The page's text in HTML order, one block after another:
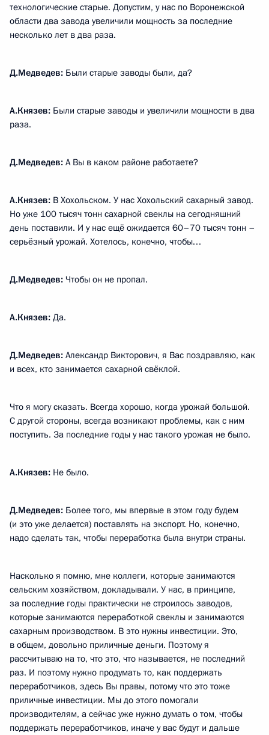
технологические старые. Допустим, у нас по Воронежской
области два завода увеличили мощность за последние
несколько лет в два раза.
Д.Медведев: Были старые заводы были, да?
А.Князев: Были старые заводы и увеличили мощности в два
раза.
Д.Медведев: А Вы в каком районе работаете?
А.Князев: В Хохольском. У нас Хохольский сахарный завод.
Но уже 100 тысяч тонн сахарной свеклы на сегодняшний
день поставили. И у нас ещё ожидается 60–70 тысяч тонн –
серьёзный урожай. Хотелось, конечно, чтобы…
Д.Медведев: Чтобы он не пропал.
А.Князев: Да.
Д.Медведев: Александр Викторович, я Вас поздравляю, как
и всех, кто занимается сахарной свёклой.
Что я могу сказать. Всегда хорошо, когда урожай большой.
С другой стороны, всегда возникают проблемы, как с ним
поступить. За последние годы у нас такого урожая не было.
А.Князев: Не было.
Д.Медведев: Более того, мы впервые в этом году будем
(и это уже делается) поставлять на экспорт. Но, конечно,
надо сделать так, чтобы переработка была внутри страны.
Насколько я помню, мне коллеги, которые занимаются
сельским хозяйством, докладывали. У нас, в принципе,
за последние годы практически не строилось заводов,
которые занимаются переработкой свеклы и занимаются
сахарным производством. В это нужны инвестиции. Это,
в общем, довольно приличные деньги. Поэтому я
рассчитываю на то, что это, что называется, не последний
раз. И поэтому нужно продумать то, как поддержать
переработчиков, здесь Вы правы, потому что это тоже
приличные инвестиции. Мы до этого помогали
производителям, а сейчас уже нужно думать о том, чтобы
поддержать переработчиков, иначе у вас будут и дальше